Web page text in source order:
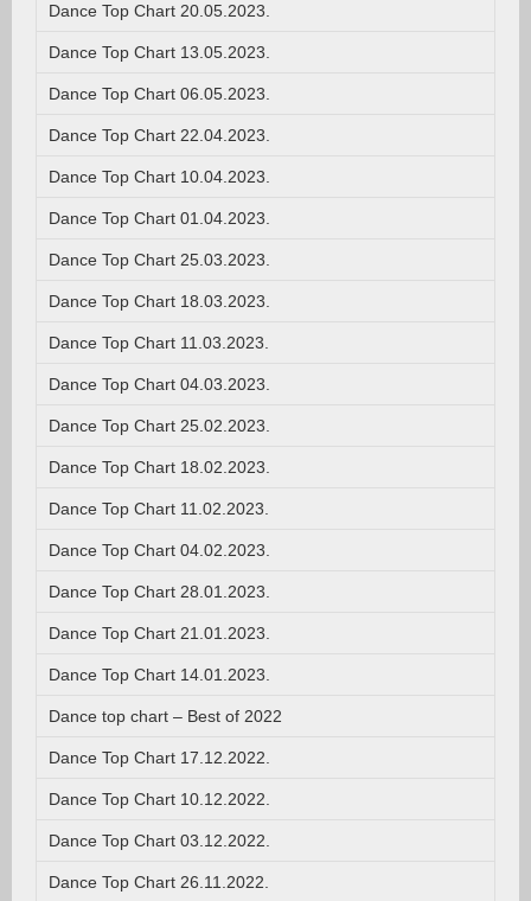
Dance Top Chart 20.05.2023.
Dance Top Chart 13.05.2023.
Dance Top Chart 06.05.2023.
Dance Top Chart 22.04.2023.
Dance Top Chart 10.04.2023.
Dance Top Chart 01.04.2023.
Dance Top Chart 25.03.2023.
Dance Top Chart 18.03.2023.
Dance Top Chart 11.03.2023.
Dance Top Chart 04.03.2023.
Dance Top Chart 25.02.2023.
Dance Top Chart 18.02.2023.
Dance Top Chart 11.02.2023.
Dance Top Chart 04.02.2023.
Dance Top Chart 28.01.2023.
Dance Top Chart 21.01.2023.
Dance Top Chart 14.01.2023.
Dance top chart – Best of 2022
Dance Top Chart 17.12.2022.
Dance Top Chart 10.12.2022.
Dance Top Chart 03.12.2022.
Dance Top Chart 26.11.2022.